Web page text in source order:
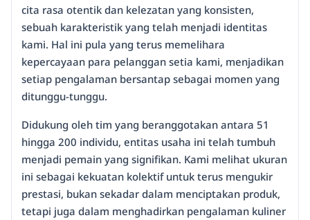
cita rasa otentik dan kelezatan yang konsisten,
sebuah karakteristik yang telah menjadi identitas
kami. Hal ini pula yang terus memelihara
kepercayaan para pelanggan setia kami, menjadikan
setiap pengalaman bersantap sebagai momen yang
ditunggu-tunggu.
Didukung oleh tim yang beranggotakan antara 51
hingga 200 individu, entitas usaha ini telah tumbuh
menjadi pemain yang signifikan. Kami melihat ukuran
ini sebagai kekuatan kolektif untuk terus mengukir
prestasi, bukan sekadar dalam menciptakan produk,
tetapi juga dalam menghadirkan pengalaman kuliner